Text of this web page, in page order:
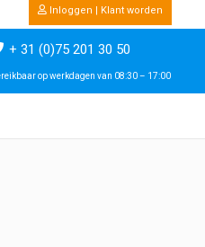
Inloggen | Klant worden
+ 31 (0)75 201 30 50
op werkdagen van 08:30 – 17:00